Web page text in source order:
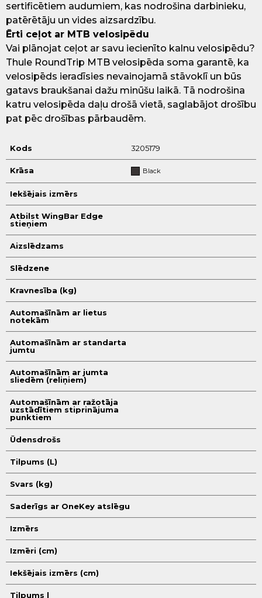
sertificētiem audumiem, kas nodrošina darbinieku,
patērētāju un vides aizsardzību.
Ērti ceļot ar MTB velosipēdu
Vai plānojat ceļot ar savu iecienīto kalnu velosipēdu?
Thule RoundTrip MTB velosipēda soma garantē, ka
velosipēds ieradīsies nevainojamā stāvoklī un būs
gatavs braukšanai dažu minūšu laikā. Tā nodrošina
katru velosipēda daļu drošā vietā, saglabājot drošību
pat pēc drošības pārbaudēm.
Kods 3205179
Krāsa Black
Iekšējais izmērs
Atbilst WingBar Edge
stieņiem
Aizslēdzams
Slēdzene
Kravnesība (kg)
Automašīnām ar lietus
notekām
Automašīnām ar standarta
jumtu
Automašīnām ar jumta
sliedēm (reliņiem)
Automašīnām ar ražotāja
uzstādītiem stiprinājuma
punktiem
Ūdensdrošs
Tilpums (L)
Svars (kg)
Saderīgs ar OneKey atslēgu
Izmērs
Izmēri (cm)
Iekšējais izmērs (cm)
Tilpums l